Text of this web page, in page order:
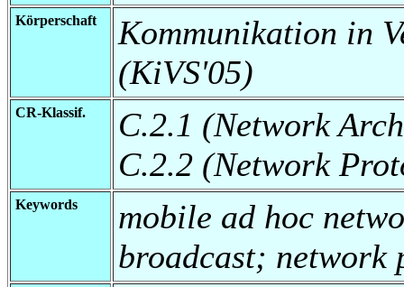
Körperschaft
Kommunikation in
(KiVS'05)
CR-Klassif.
C.2.1 (Network
C.2.2 (Network
Keywords
mobile ad hoc
broadcast;